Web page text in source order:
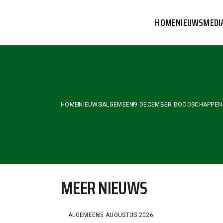
HOMENIEUWS
HOME NIEUWSALGEMEEN 9 DECEMBER
MEER NIEUWS
ALGEMEEN5 AUGUSTUS 2026